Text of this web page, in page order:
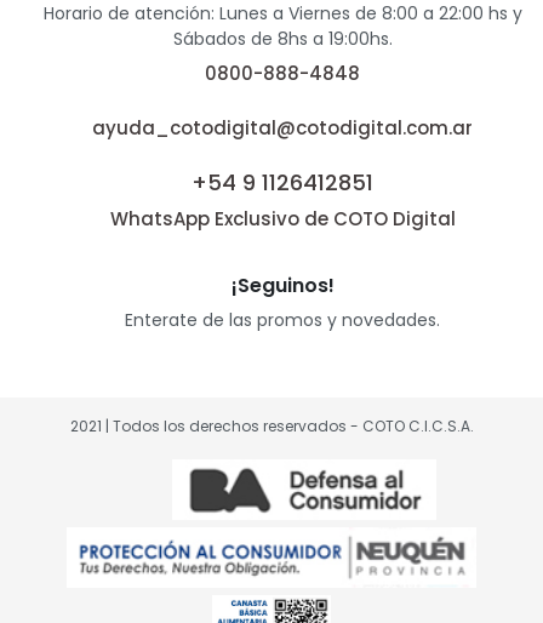
Horario de atención: Lunes a Viernes de 8:00 a 22:00 hs y
Sábados de 8hs a 19:00hs.
0800-888-4848
ayuda_cotodigital@cotodigital.com.ar
+54 9 1126412851
WhatsApp Exclusivo de COTO Digital
¡Seguinos!
Enterate de las promos y novedades.
2021 | Todos los derechos reservados - COTO C.I.C.S.A.